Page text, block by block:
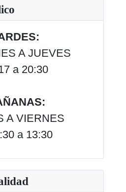
A JUEVES
a 20:30
A VIERNES
a 13:30